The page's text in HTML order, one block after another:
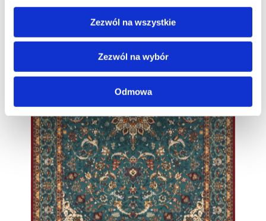
Zezwól na wszystkie
Zezwól na wybór
Odmowa